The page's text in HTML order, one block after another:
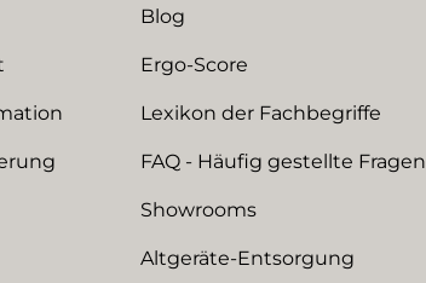
Blog
Ergo-Score
Lexikon der Fachbegriffe
FAQ - Häufig gestellte Fragen
Showrooms
Altgeräte-Entsorgung